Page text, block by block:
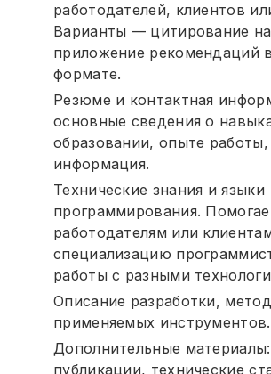
работодателей, клиентов
Варианты — цитирование
приложение рекомендаций
формате.
Резюме и контактная
основные сведения о
образовании, опыте работы,
информация.
Технические знания и языки
программирования.
работодателям или
специализацию
работы с разными
Описание разработки,
применяемых инструментов.
Дополнительные
публикации, технические